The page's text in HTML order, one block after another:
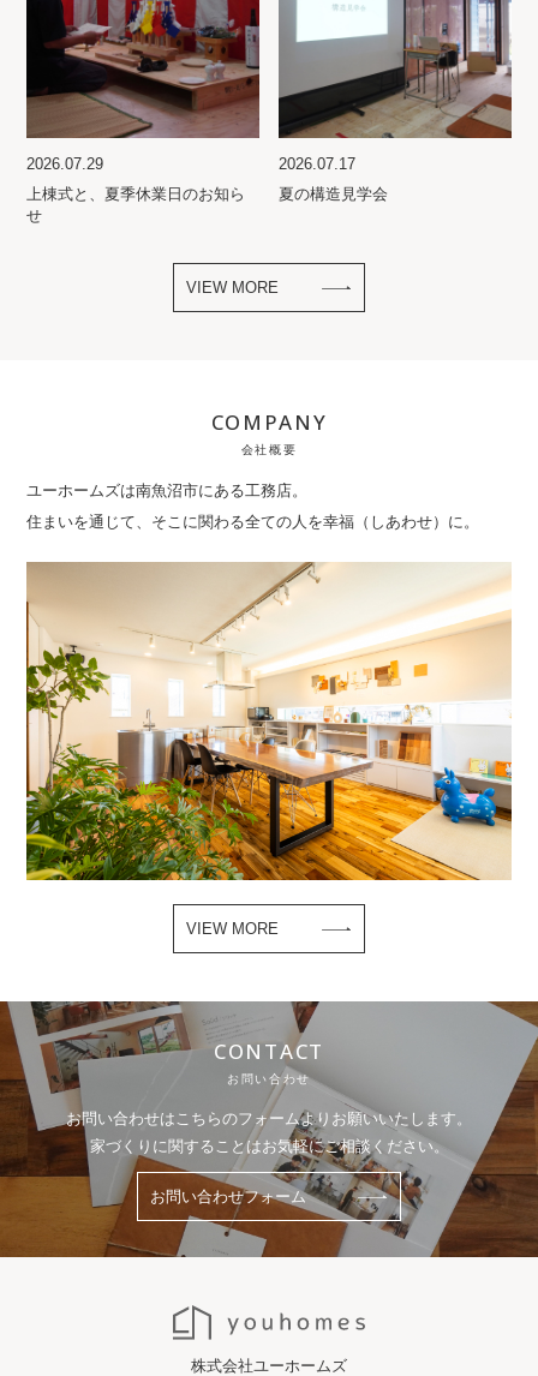
2026.07.29
上棟式と、夏季休業日のお知ら
せ
2026.07.17
夏の構造見学会
VIEW MORE
COMPANY
会社概要
ユーホームズは南魚沼市にある工務店。
住まいを通じて、そこに関わる全ての人を幸福（しあわせ）に。
VIEW MORE
CONTACT
お問い合わせ
お問い合わせはこちらのフォームよりお願いいたします。
家づくりに関することはお気軽にご相談ください。
お問い合わせフォーム
株式会社ユーホームズ